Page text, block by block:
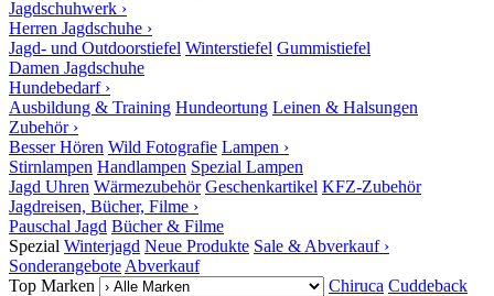
Jagdschuhwerk ›
Herren Jagdschuhe ›
Jagd- und Outdoorstiefel Winterstiefel Gummistiefel
Damen Jagdschuhe
Hundebedarf ›
Ausbildung & Training Hundeortung Leinen & Halsungen
Zubehör ›
Besser Hören Wild Fotografie Lampen ›
Stirnlampen Handlampen Spezial Lampen
Jagd Uhren Wärmezubehör Geschenkartikel KFZ-Zubehör
Jagdreisen, Bücher, Filme ›
Pauschal Jagd Bücher & Filme
Spezial Winterjagd Neue Produkte Sale & Abverkauf ›
Sonderangebote Abverkauf
Top Marken
Chiruca Cuddeback